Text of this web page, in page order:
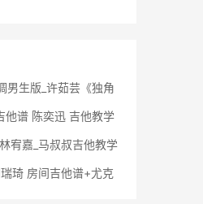
男生版_许茹芸《独角
他谱 陈奕迅 吉他教学
宥嘉_马叔叔吉他教学
琦 房间吉他谱+尤克